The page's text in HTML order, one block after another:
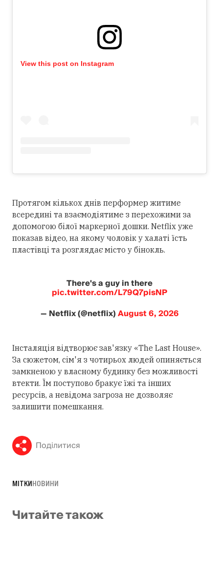
View this post on Instagram
Протягом кількох днів перформер житиме
всередині та взаємодіятиме з перехожими за
допомогою білої маркерної дошки. Netflix уже
показав відео, на якому чоловік у халаті їсть
пластівці та розглядає місто у бінокль.
There's a guy in there
pic.twitter.com/L79Q7pisNP
— Netflix (@netflix)August 6, 2026
Інсталяція відтворює зав'язку «The Last House».
За сюжетом, сім'я з чотирьох людей опиняється
замкненою у власному будинку без можливості
втекти. Їм поступово бракує їжі та інших
ресурсів, а невідома загроза не дозволяє
залишити помешкання.
Поділитися
МІТКИНОВИНИ
Читайте також